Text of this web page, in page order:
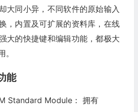
大同小异，不同软件的原始输入
，内置及可扩展的资料库，在线
大的快捷键和编辑功能，都极大
能
Standard Module： 拥有